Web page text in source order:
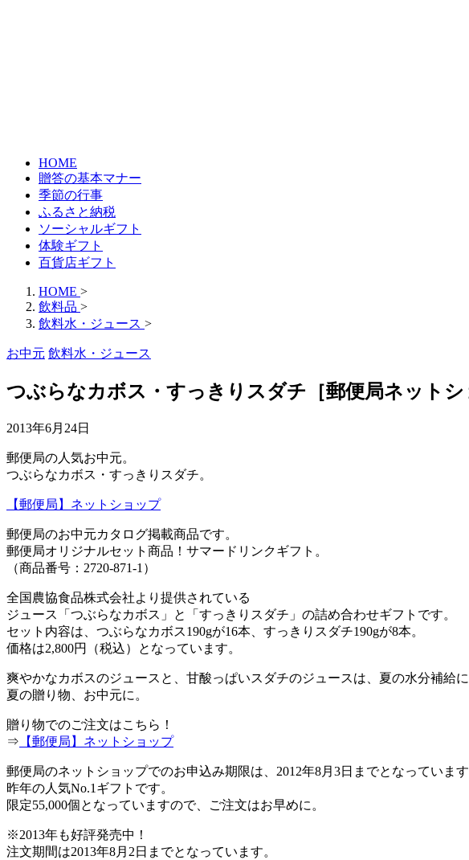
HOME
贈答の基本マナー
季節の行事
ふるさと納税
ソーシャルギフト
体験ギフト
百貨店ギフト
HOME >
飲料品 >
飲料水・ジュース >
お中元 飲料水・ジュース
つぶらなカボス・すっきりスダチ［郵便局ネット
2013年6月24日
郵便局の人気お中元。
つぶらなカボス・すっきりスダチ。
【郵便局】ネットショップ
郵便局のお中元カタログ掲載商品です。
郵便局オリジナルセット商品！サマードリンクギフト。
（商品番号：2720-871-1）
全国農協食品株式会社より提供されている
ジュース「つぶらなカボス」と「すっきりスダチ」の詰め合わせギフトです。
セット内容は、つぶらなカボス190gが16本、すっきりスダチ190gが8本。
価格は2,800円（税込）となっています。
爽やかなカボスのジュースと、甘酸っぱいスダチのジュースは、夏の水分補給に
夏の贈り物、お中元に。
贈り物でのご注文はこちら！
⇒ 【郵便局】ネットショップ
郵便局のネットショップでのお申込み期限は、2012年8月3日までとなっています
昨年の人気No.1ギフトです。
限定55,000個となっていますので、ご注文はお早めに。
※2013年も好評発売中！
注文期間は2013年8月2日までとなっています。